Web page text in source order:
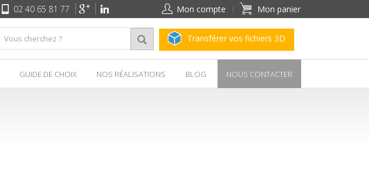
02 40 65 81 77 Mon panier
Mon compte
Transférer vos fichiers 3D
GUIDE DE CHOIX NOS RÉALISATIONS BLOG NOUS CONTACTER